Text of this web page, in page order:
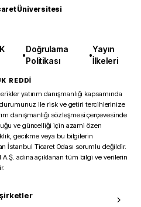
Üniversitesi
•
Doğrulama
Politikası
•
Yayın
İlkeleri
REDDİ
yatırım danışmanlığı kapsamında
durumunuz ile risk ve getiri tercihlerinize
danışmanlığı sözleşmesi çerçevesinde
ve güncelliği için azami özen
gecikme veya bu bilgilerin
İstanbul Ticaret Odası sorumlu değildir.
adına açıklanan tüm bilgi ve verilerin
şirketler